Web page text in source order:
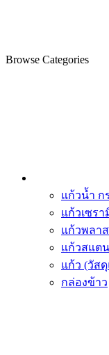
Browse Categories
แก้วน้ำ ก
แก้วเซรา
แก้วพลา
แก้วสแต
แก้ว (วัส
กล่องข้าว